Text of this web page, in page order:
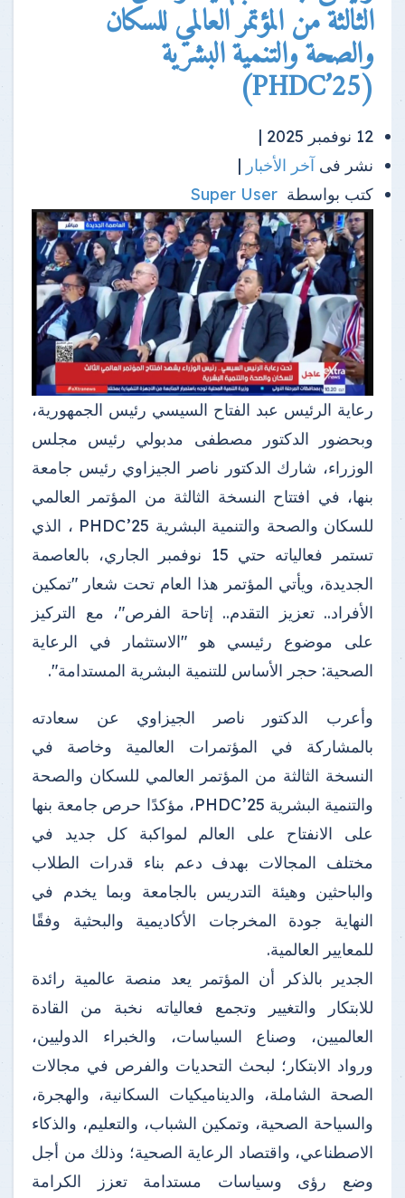
الثالثة من المؤتمر العالمي للسكان
والصحة والتنمية البشرية
(PHDC’25)
12 نوفمبر 2025 |
نشر فى آخر الأخبار |
كتب بواسطة Super User
رعاية الرئيس عبد الفتاح السيسي رئيس الجمهورية،
وبحضور الدكتور مصطفى مدبولي رئيس مجلس
الوزراء، شارك الدكتور ناصر الجيزاوي رئيس جامعة
بنها، في افتتاح النسخة الثالثة من المؤتمر العالمي
للسكان والصحة والتنمية البشرية PHDC’25 ، الذي
تستمر فعالياته حتي 15 نوفمبر الجاري، بالعاصمة
الجديدة، ويأتي المؤتمر هذا العام تحت شعار "تمكين
الأفراد.. تعزيز التقدم.. إتاحة الفرص"، مع التركيز
على موضوع رئيسي هو "الاستثمار في الرعاية
الصحية: حجر الأساس للتنمية البشرية المستدامة".
وأعرب الدكتور ناصر الجيزاوي عن سعادته
بالمشاركة في المؤتمرات العالمية وخاصة في
النسخة الثالثة من المؤتمر العالمي للسكان والصحة
والتنمية البشرية PHDC’25، مؤكدًا حرص جامعة بنها
على الانفتاح على العالم لمواكبة كل جديد في
مختلف المجالات بهدف دعم بناء قدرات الطلاب
والباحثين وهيئة التدريس بالجامعة وبما يخدم في
النهاية جودة المخرجات الأكاديمية والبحثية وفقًا
للمعايير العالمية.
الجدير بالذكر أن المؤتمر يعد منصة عالمية رائدة
للابتكار والتغيير وتجمع فعالياته نخبة من القادة
العالميين، وصناع السياسات، والخبراء الدوليين،
ورواد الابتكار؛ لبحث التحديات والفرص في مجالات
الصحة الشاملة، والديناميكيات السكانية، والهجرة،
والسياحة الصحية، وتمكين الشباب، والتعليم، والذكاء
الاصطناعي، واقتصاد الرعاية الصحية؛ وذلك من أجل
وضع رؤى وسياسات مستدامة تعزز الكرامة